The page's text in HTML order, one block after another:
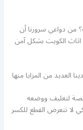
دواعي سرورنا أن
الكويت بشكل آمن
من المزايا منها
لتغليف ووضعه
لا تتعرض القطع للكسر